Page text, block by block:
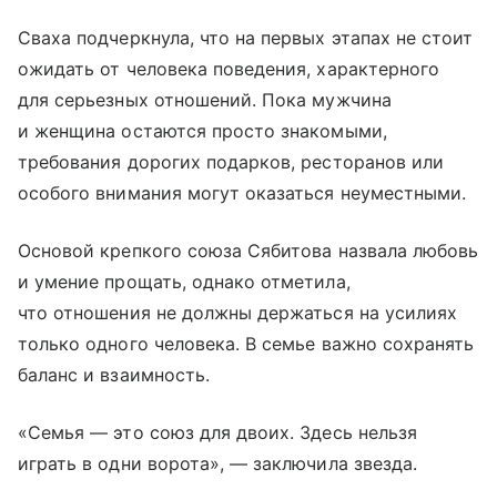
Сваха подчеркнула, что на первых этапах не стоит
ожидать от человека поведения, характерного
для серьезных отношений. Пока мужчина
и женщина остаются просто знакомыми,
требования дорогих подарков, ресторанов или
особого внимания могут оказаться неуместными.
Основой крепкого союза Сябитова назвала любовь
и умение прощать, однако отметила,
что отношения не должны держаться на усилиях
только одного человека. В семье важно сохранять
баланс и взаимность.
«Семья — это союз для двоих. Здесь нельзя
играть в одни ворота», — заключила звезда.